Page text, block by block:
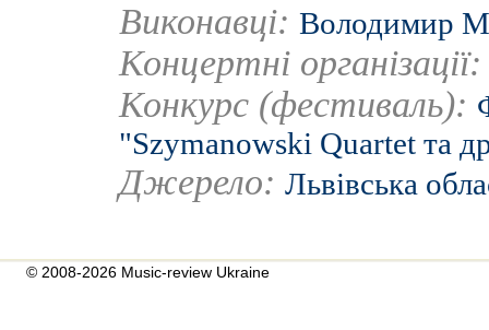
Виконавці: Володимир
Концертні
Конкурс (фестиваль):
"Szymanowski Quartet та
Джерело: Львівська
© 2008-2026 Music-review Ukraine